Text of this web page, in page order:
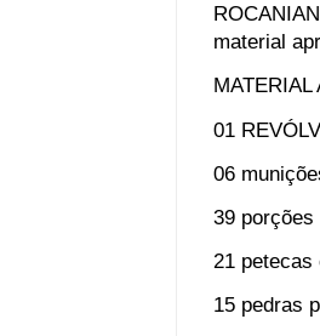
material
MATERIAL
01
06
39 porções
21 petecas
15 pedras